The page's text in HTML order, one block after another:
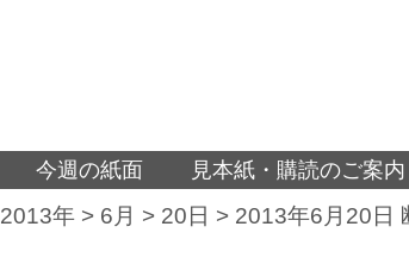
今週の紙面 見本紙・購読のご案内
2013年 > 6月 > 20日 > 2013年6月20日